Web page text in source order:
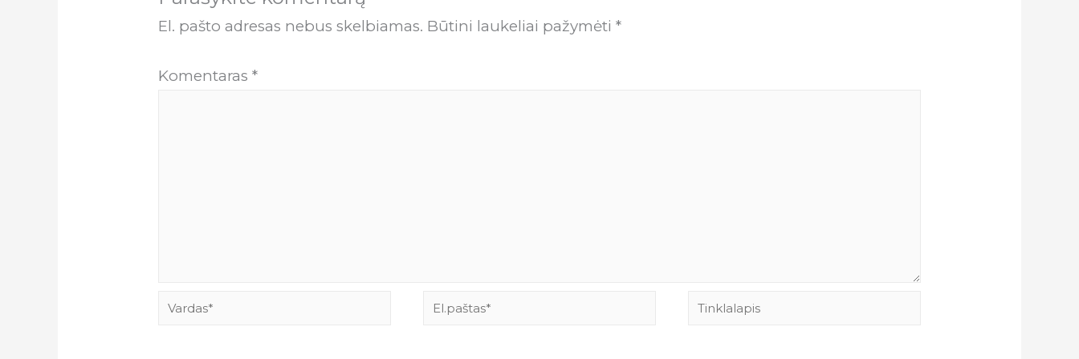
El. pašto adresas nebus skelbiamas. Būtini laukeliai pažymėti*
Komentaras*
Vardas* El.paštas* Tinklalapis